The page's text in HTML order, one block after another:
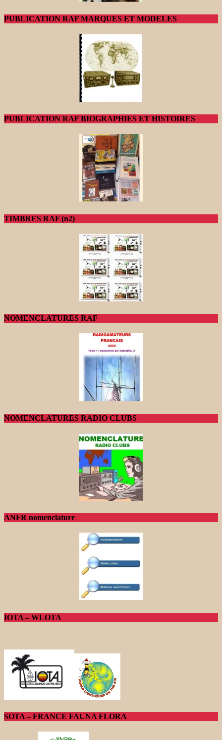
PUBLICATION RAF MARQUES ET MODELES
PUBLICATION RAF BIOGRAPHIES ET HISTOIRES
TIMBRES RAF (n2)
NOMENCLATURES RAF
NOMENCLATURES RADIO CLUBS
ANFR nomenclature
IOTA – WLOTA
SOTA – FRANCE FAUNA FLORA